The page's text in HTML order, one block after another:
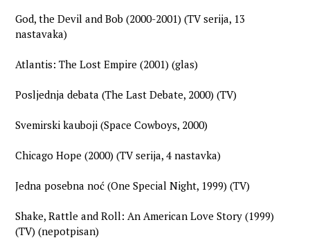
God, the Devil and Bob (2000-2001) (TV serija, 13
nastavaka)
Atlantis: The Lost Empire (2001) (glas)
Posljednja debata (The Last Debate, 2000) (TV)
Svemirski kauboji (Space Cowboys, 2000)
Chicago Hope (2000) (TV serija, 4 nastavka)
Jedna posebna noć (One Special Night, 1999) (TV)
Shake, Rattle and Roll: An American Love Story (1999)
(TV) (nepotpisan)